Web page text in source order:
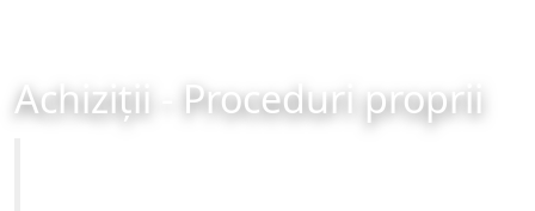
Achiziții - Proceduri proprii